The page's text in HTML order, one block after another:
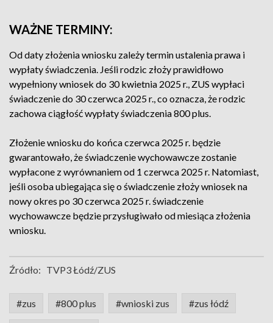
WAŻNE TERMINY:
Od daty złożenia wniosku zależy termin ustalenia prawa i
wypłaty świadczenia. Jeśli rodzic złoży prawidłowo
wypełniony wniosek do 30 kwietnia 2025 r., ZUS wypłaci
świadczenie do 30 czerwca 2025 r., co oznacza, że rodzic
zachowa ciągłość wypłaty świadczenia 800 plus.
Złożenie wniosku do końca czerwca 2025 r. będzie
gwarantowało, że świadczenie wychowawcze zostanie
wypłacone z wyrównaniem od 1 czerwca 2025 r. Natomiast,
jeśli osoba ubiegająca się o świadczenie złoży wniosek na
nowy okres po 30 czerwca 2025 r. świadczenie
wychowawcze będzie przysługiwało od miesiąca złożenia
wniosku.
Źródło: TVP3 Łódź/ZUS
#zus #800 plus #wnioski zus #zus łódź